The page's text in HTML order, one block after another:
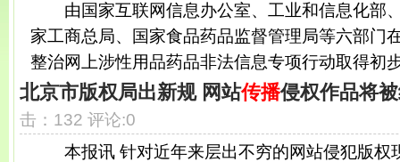
由国家互联网信息办公室、工业和信息化部
家工商总局、国家食品药品监督管理局等六部门
整治网上涉性用品药品非法信息专项行动取得初
北京市版权局出新规 网站传播侵权作品将
击：132 评论:0
本报讯 针对近年来层出不穷的网站侵犯版权